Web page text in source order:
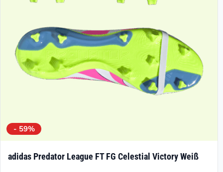
- 59%
adidas Predator League FT FG Celestial Victory Weiß